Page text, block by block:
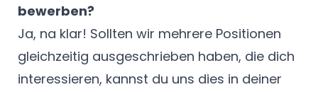
bewerben?
Ja, na klar! Sollten wir mehrere Positionen
gleichzeitig ausgeschrieben haben, die dich
interessieren, kannst du uns dies in deiner